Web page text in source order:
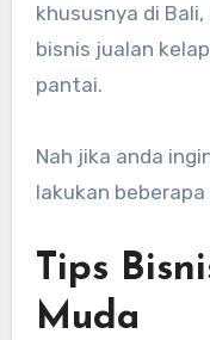
khususnya di
bisnis jualan
pantai.
Nah jika anda
lakukan
Tips
Muda